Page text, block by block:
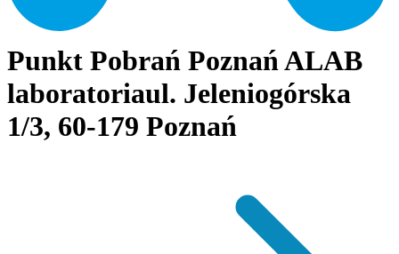
Punkt Pobrań Poznań ALAB
laboratoriaul. Jeleniogórska
1/3, 60-179 Poznań